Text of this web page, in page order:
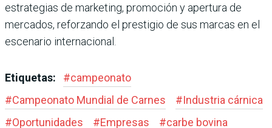
estrategias de marketing, promoción y apertura de
mercados, reforzando el prestigio de sus marcas en el
escenario internacional.
Etiquetas: #campeonato
#Campeonato Mundial de Carnes #Industria cárnica
#Oportunidades #Empresas #carbe bovina